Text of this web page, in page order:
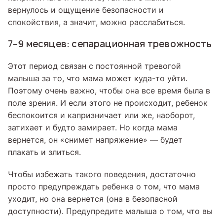
вернулось и ощущение безопасности и
спокойствия, а значит, можно расслабиться.
7–9 месяцев: сепарационная тревожность
Этот период связан с постоянной тревогой
малыша за то, что мама может куда-то уйти.
Поэтому очень важно, чтобы она все время была в
поле зрения. И если этого не происходит, ребенок
беспокоится и капризничает или же, наоборот,
затихает и будто замирает. Но когда мама
вернется, он «снимет напряжение» — будет
плакать и злиться.
Чтобы избежать такого поведения, достаточно
просто предупреждать ребенка о том, что мама
уходит, но она вернется (она в безопасной
доступности). Предупредите малыша о том, что вы